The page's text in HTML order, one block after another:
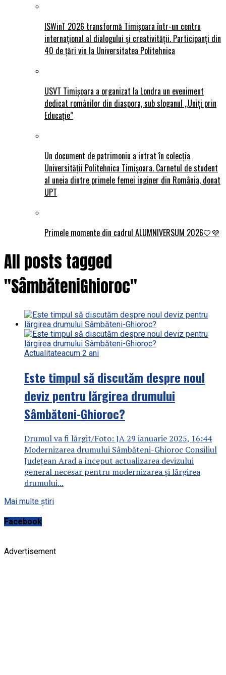
ISWinT 2026 transformă Timișoara într-un centru
internațional al dialogului și creativității. Participanți din
40 de țări vin la Universitatea Politehnica
USVT Timișoara a organizat la Londra un eveniment
dedicat românilor din diaspora, sub sloganul „Uniți prin
Educație”
Un document de patrimoniu a intrat în colecția
Universității Politehnica Timișoara. Carnetul de student
al uneia dintre primele femei inginer din România, donat
UPT
Primele momente din cadrul ALUMNIVERSUM 2026🤍💜
All posts tagged
"SâmbăteniGhioroc"
Actualitateacum 2 ani
Este timpul să discutăm despre noul
deviz pentru lărgirea drumului
Sâmbăteni-Ghioroc?
Drumul va fi lărgit/Foto: JA 29 ianuarie 2025, 16:44
Modernizarea drumului Sâmbăteni-Ghioroc Consiliul
Județean Arad a început actualizarea devizului
general necesar pentru modernizarea și lărgirea
drumului...
Mai multe știri
Facebook
Advertisement